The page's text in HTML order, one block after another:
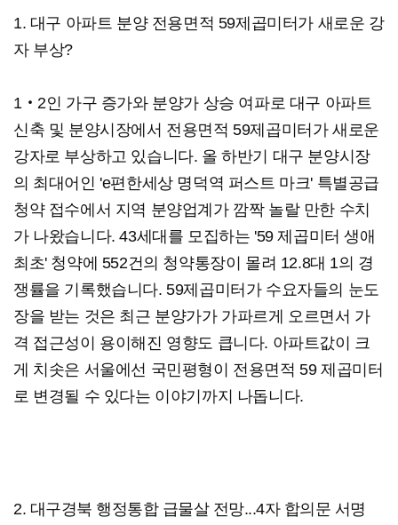
1. 대구 아파트 분양 전용면적 59제곱미터가 새로운 강
자 부상?
1‧2인 가구 증가와 분양가 상승 여파로 대구 아파트
신축 및 분양시장에서 전용면적 59제곱미터가 새로운
강자로 부상하고 있습니다. 올 하반기 대구 분양시장
의 최대어인 'e편한세상 명덕역 퍼스트 마크' 특별공급
청약 접수에서 지역 분양업계가 깜짝 놀랄 만한 수치
가 나왔습니다. 43세대를 모집하는 '59 제곱미터 생애
최초' 청약에 552건의 청약통장이 몰려 12.8대 1의 경
쟁률을 기록했습니다. 59제곱미터가 수요자들의 눈도
장을 받는 것은 최근 분양가가 가파르게 오르면서 가
격 접근성이 용이해진 영향도 큽니다. 아파트값이 크
게 치솟은 서울에선 국민평형이 전용면적 59 제곱미터
로 변경될 수 있다는 이야기까지 나돕니다.
2. 대구경북 행정통합 급물살 전망...4자 합의문 서명